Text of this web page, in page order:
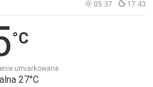
05:37 17:43
umiarkowane
27°C